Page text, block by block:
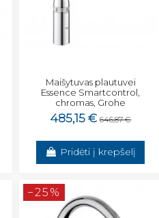
Maišytuvas plautuvei
Essence Smartcontrol,
chromas, Grohe
485,15 € 646,87 €
Pridėti į krepšelį
−25%